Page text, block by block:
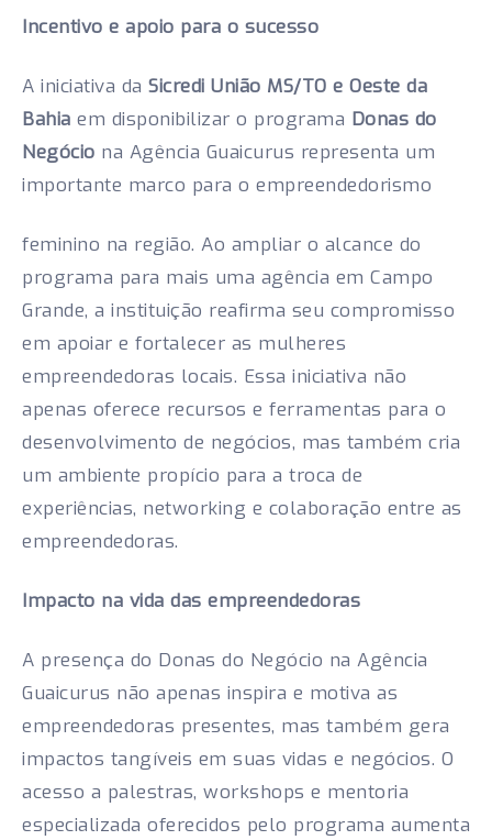
Incentivo e apoio para o sucesso
A iniciativa da Sicredi União MS/TO e Oeste da
Bahia em disponibilizar o programa Donas do
Negócio na Agência Guaicurus representa um
importante marco para o empreendedorismo
feminino na região. Ao ampliar o alcance do
programa para mais uma agência em Campo
Grande, a instituição reafirma seu compromisso
em apoiar e fortalecer as mulheres
empreendedoras locais. Essa iniciativa não
apenas oferece recursos e ferramentas para o
desenvolvimento de negócios, mas também cria
um ambiente propício para a troca de
experiências, networking e colaboração entre as
empreendedoras.
Impacto na vida das empreendedoras
A presença do Donas do Negócio na Agência
Guaicurus não apenas inspira e motiva as
empreendedoras presentes, mas também gera
impactos tangíveis em suas vidas e negócios. O
acesso a palestras, workshops e mentoria
especializada oferecidos pelo programa aumenta